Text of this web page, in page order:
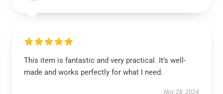
This item is fantastic and very practical. It’s well-
made and works perfectly for what I need.
Nov 28, 2024